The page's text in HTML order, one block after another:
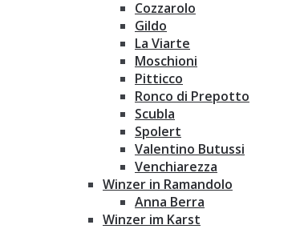
Cozzarolo
Gildo
La Viarte
Moschioni
Pitticco
Ronco di Prepotto
Scubla
Spolert
Valentino Butussi
Venchiarezza
Winzer in Ramandolo
Anna Berra
Winzer im Karst